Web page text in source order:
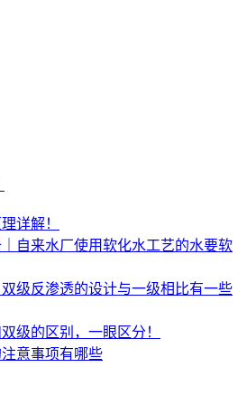
详解！
自来水厂使用软化水工艺的水要软
级反渗透的设计与一级相比有一些
级的区别，一眼区分！
意事项有哪些